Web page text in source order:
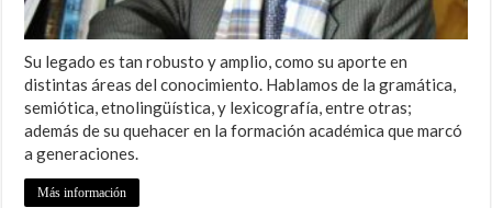
Su legado es tan robusto y amplio, como su aporte en
distintas áreas del conocimiento. Hablamos de la gramática,
semiótica, etnolingüística, y lexicografía, entre otras;
además de su quehacer en la formación académica que marcó
a generaciones.
Más información